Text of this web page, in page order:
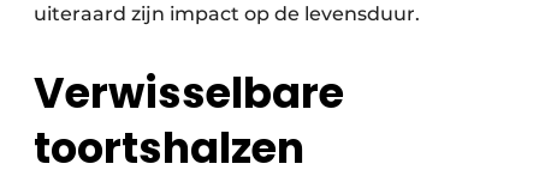
uiteraard zijn impact op de levensduur.
Verwisselbare
toortshalzen